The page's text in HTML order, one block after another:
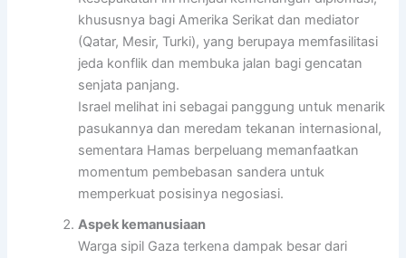
khususnya bagi Amerika Serikat dan mediator
(Qatar, Mesir, Turki), yang berupaya memfasilitasi
jeda konflik dan membuka jalan bagi gencatan
senjata panjang.
Israel melihat ini sebagai panggung untuk menarik
pasukannya dan meredam tekanan internasional,
sementara Hamas berpeluang memanfaatkan
momentum pembebasan sandera untuk
memperkuat posisinya negosiasi.
Aspek kemanusiaan
Warga sipil Gaza terkena dampak besar dari